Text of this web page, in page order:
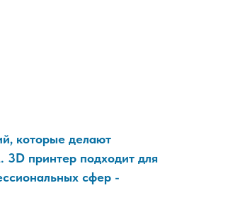
которые делают
3D принтер подходит для
сфер -